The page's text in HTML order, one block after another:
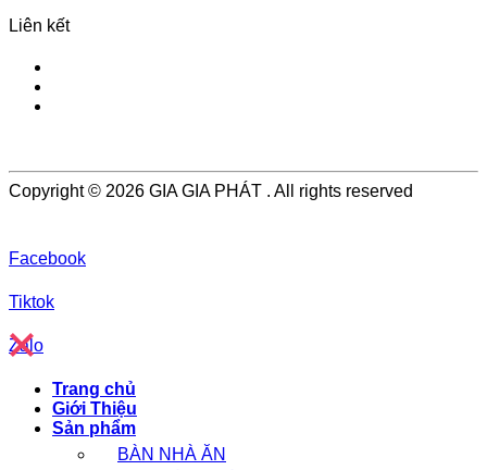
Liên kết
Copyright © 2026 GIA GIA PHÁT . All rights reserved
Facebook
Tiktok
Zalo
Trang chủ
Giới Thiệu
Sản phẩm
BÀN NHÀ ĂN